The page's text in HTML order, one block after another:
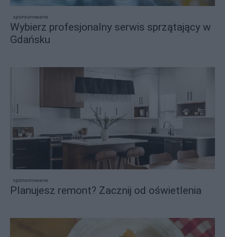
sponsorowane
Wybierz profesjonalny serwis sprzątający w
Gdańsku
sponsorowane
Planujesz remont? Zacznij od oświetlenia